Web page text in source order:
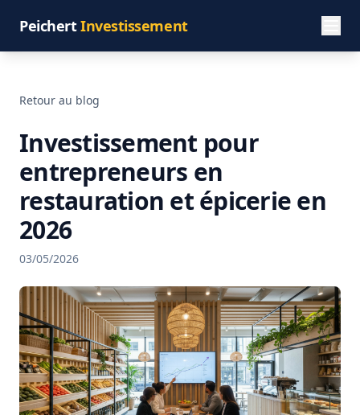
PeichertInvestissement
Retour au blog
Investissement pour
entrepreneurs en
restauration et épicerie en
2026
03/05/2026